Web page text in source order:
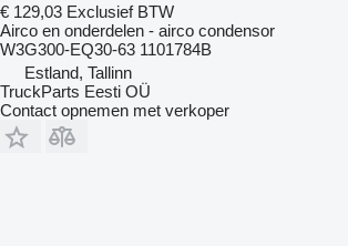
€ 129,03 Exclusief BTW
Airco en onderdelen - airco condensor
W3G300-EQ30-63 1101784B
Estland, Tallinn
TruckParts Eesti OÜ
Contact opnemen met verkoper